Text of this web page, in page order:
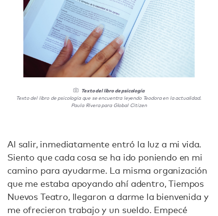
Texto del libro de psicología
Texto del libro de psicología que se encuentra leyendo Teodora en la actualidad.
Paula Rivera para Global Citizen
Al salir, inmediatamente entró la luz a mi vida.
Siento que cada cosa se ha ido poniendo en mi
camino para ayudarme. La misma organización
que me estaba apoyando ahí adentro, Tiempos
Nuevos Teatro, llegaron a darme la bienvenida y
me ofrecieron trabajo y un sueldo. Empecé